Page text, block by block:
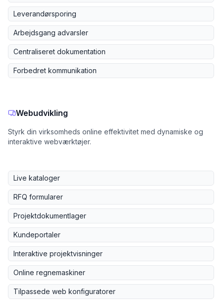
Leverandørsporing
Arbejdsgang advarsler
Centraliseret dokumentation
Forbedret kommunikation
Webudvikling
Styrk din virksomheds online effektivitet med dynamiske og
interaktive webværktøjer.
Live kataloger
RFQ formularer
Projektdokumentlager
Kundeportaler
Interaktive projektvisninger
Online regnemaskiner
Tilpassede web konfiguratorer